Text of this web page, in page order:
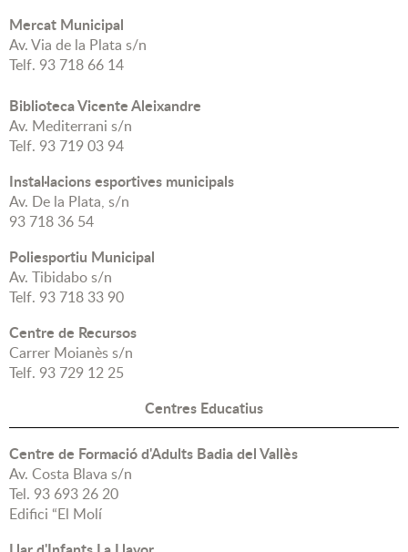
Mercat Municipal
Av. Via de la Plata s/n
Telf. 93 718 66 14
Biblioteca Vicente Aleixandre
Av. Mediterrani s/n
Telf. 93 719 03 94
Instal·lacions esportives municipals
Av. De la Plata, s/n
93 718 36 54
Poliesportiu Municipal
Av. Tibidabo s/n
Telf. 93 718 33 90
Centre de Recursos
Carrer Moianès s/n
Telf. 93 729 12 25
Centres Educatius
Centre de Formació d'Adults Badia del Vallès
Av. Costa Blava s/n
Tel. 93 693 26 20
Edifici “El Molí